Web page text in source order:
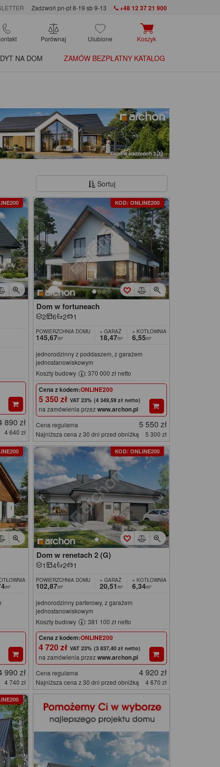
Zadzwoń pn-pt 8-19 sb 9-13 +48 12 37 21 900
Porównaj Ulubione Koszyk
NA DOM ZAMÓW BEZPŁATNY KATALOG
Sortuj
890 zł
4 640 zł
KOD: ONLINE200
Dom w fortuneach
2 6 2 1
POWIERZCHNIA DOMU
145,67m²
+ GARAŻ
18,47m²
+ KOTŁOWNIA
6,55m²
jednorodzinny z poddaszem, z garażem
jednostanowiskowym
Koszty budowy
: 370 000 zł netto
Cena z kodem:ONLINE200
5 350 zł (4 349,59 zł netto)
na zamówienia przezwww.archon.pl
Cena regularna 5 550 zł
Najniższa cena z 30 dni przed obniżką 5 300 zł
m²
990 zł
4 740 zł
KOD: ONLINE200
Dom w renetach 2 (G)
1 4 2 1
POWIERZCHNIA DOMU
102,87m²
+ GARAŻ
20,51m²
+ KOTŁOWNIA
6,34m²
jednorodzinny parterowy, z garażem
jednostanowiskowym
Koszty budowy
: 381 100 zł netto
Cena z kodem:ONLINE200
4 720 zł (3 837,40 zł netto)
na zamówienia przezwww.archon.pl
Cena regularna 4 920 zł
Najniższa cena z 30 dni przed obniżką 4 670 zł